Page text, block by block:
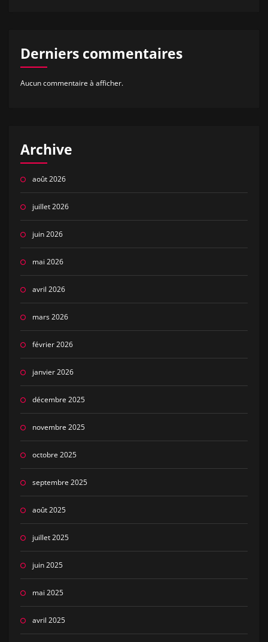
Derniers commentaires
Aucun commentaire à afficher.
Archive
août 2026
juillet 2026
juin 2026
mai 2026
avril 2026
mars 2026
février 2026
janvier 2026
décembre 2025
novembre 2025
octobre 2025
septembre 2025
août 2025
juillet 2025
juin 2025
mai 2025
avril 2025